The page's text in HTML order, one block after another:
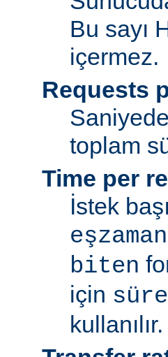
Bu sayı
içermez.
Requests
toplam
Time per
İstek
biten
için
kullanılır.